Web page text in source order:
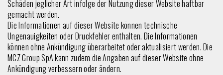
Schäden jeglicher Art infolge der Nutzung dieser Website haftbar
gemacht werden.
Die Informationen auf dieser Website können technische
Ungenauigkeiten oder Druckfehler enthalten. Die Informationen
können ohne Ankündigung überarbeitet oder aktualisiert werden. Die
MCZ Group SpA kann zudem die Angaben auf dieser Website ohne
Ankündigung verbessern oder ändern.